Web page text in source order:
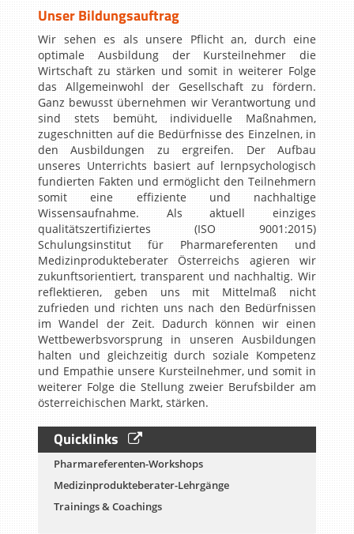
Unser Bildungsauftrag
Wir sehen es als unsere Pflicht an, durch eine
optimale Ausbildung der Kursteilnehmer die
Wirtschaft zu stärken und somit in weiterer Folge
das Allgemeinwohl der Gesellschaft zu fördern.
Ganz bewusst übernehmen wir Verantwortung und
sind stets bemüht, individuelle Maßnahmen,
zugeschnitten auf die Bedürfnisse des Einzelnen, in
den Ausbildungen zu ergreifen. Der Aufbau
unseres Unterrichts basiert auf lernpsychologisch
fundierten Fakten und ermöglicht den Teilnehmern
somit eine effiziente und nachhaltige
Wissensaufnahme. Als aktuell einziges
qualitätszertifiziertes (ISO 9001:2015)
Schulungsinstitut für Pharmareferenten und
Medizinprodukteberater Österreichs agieren wir
zukunftsorientiert, transparent und nachhaltig. Wir
reflektieren, geben uns mit Mittelmaß nicht
zufrieden und richten uns nach den Bedürfnissen
im Wandel der Zeit. Dadurch können wir einen
Wettbewerbsvorsprung in unseren Ausbildungen
halten und gleichzeitig durch soziale Kompetenz
und Empathie unsere Kursteilnehmer, und somit in
weiterer Folge die Stellung zweier Berufsbilder am
österreichischen Markt, stärken.
Quicklinks
Pharmareferenten-Workshops
Medizinprodukteberater-Lehrgänge
Trainings & Coachings